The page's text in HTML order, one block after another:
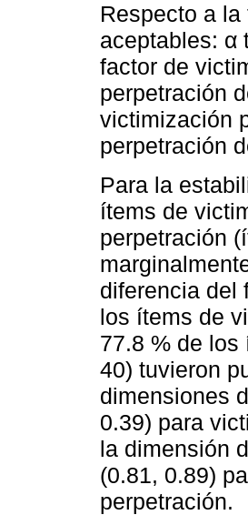
Respecto a
aceptables: α
factor de
perpetración
victimización
perpetración
Para la
ítems de
perpetración
diferencia del
los ítems de
77.8 % de los
40) tuvieron
dimensiones
0.39) para
la dimensión
(0.81, 0.89)
perpetración.